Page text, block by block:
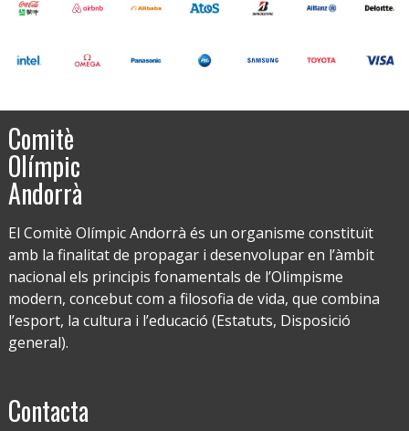
Comitè
Olímpic
Andorrà
El Comitè Olímpic Andorrà és un organisme constituït
amb la finalitat de propagar i desenvolupar en l’àmbit
nacional els principis fonamentals de l’Olimpisme
modern, concebut com a filosofia de vida, que combina
l’esport, la cultura i l’educació (Estatuts, Disposició
general).
Contacta